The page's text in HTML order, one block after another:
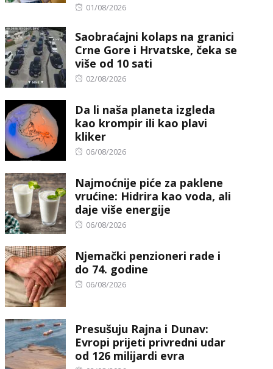
Posted
01/08/2026
Saobraćajni kolaps na granici
Crne Gore i Hrvatske, čeka se
više od 10 sati
Posted
02/08/2026
Da li naša planeta izgleda
kao krompir ili kao plavi
kliker
Posted
06/08/2026
Najmoćnije piće za paklene
vrućine: Hidrira kao voda, ali
daje više energije
Posted
06/08/2026
Njemački penzioneri rade i
do 74. godine
Posted
06/08/2026
Presušuju Rajna i Dunav:
Evropi prijeti privredni udar
od 126 milijardi evra